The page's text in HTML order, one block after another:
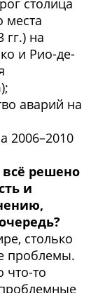
места
гг.) на
и Рио-де-
аварий на
2006–2010
всё решено
и
столько
проблемы.
что-то